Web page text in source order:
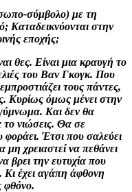
σύμβολο) με τη
Καταδεικνύονται στην
εποχής;
θες. Είναι μια κραυγή το
του Βαν Γκογκ. Που
τους πάντες,
Κυρίως όμως μένει στην
Και δεν θα
το νιώσεις. Θα σε
Έτσι που σαλεύει
μη χρειαστεί να πεθάνει
βρει την ευτυχία που
έχει αγάπη άφθονη
φθόνο.